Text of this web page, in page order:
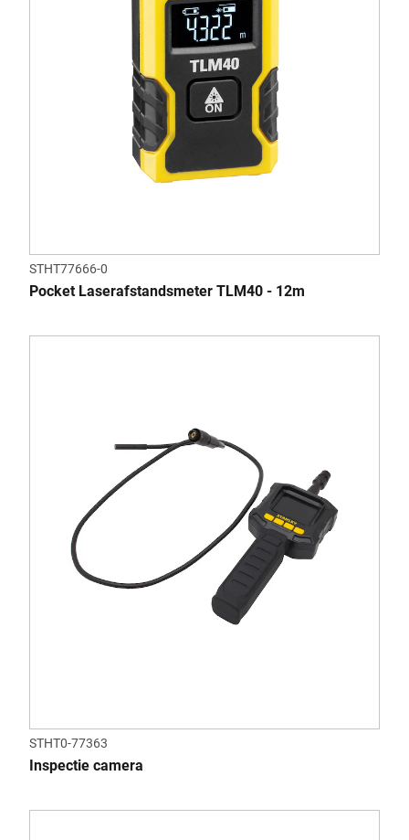
STHT77666-0
Pocket Laserafstandsmeter TLM40 - 12m
STHT0-77363
Inspectie camera